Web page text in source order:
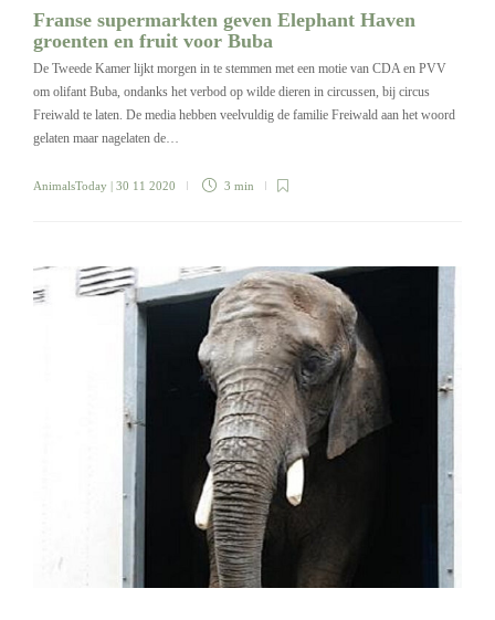
Franse supermarkten geven Elephant Haven
groenten en fruit voor Buba
De Tweede Kamer lijkt morgen in te stemmen met een motie van CDA en PVV
om olifant Buba, ondanks het verbod op wilde dieren in circussen, bij circus
Freiwald te laten. De media hebben veelvuldig de familie Freiwald aan het woord
gelaten maar nagelaten de…
AnimalsToday | 30 11 2020 3 min